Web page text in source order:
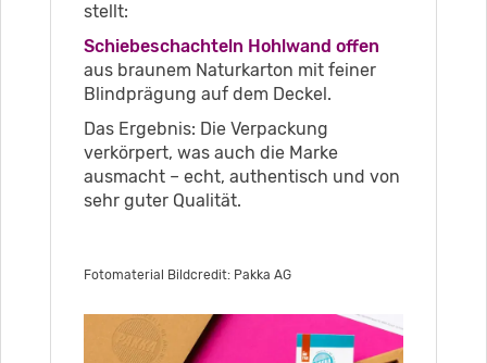
stellt:
Schiebeschachteln Hohlwand offen
aus braunem Naturkarton mit feiner
Blindprägung auf dem Deckel.
Das Ergebnis: Die Verpackung
verkörpert, was auch die Marke
ausmacht – echt, authentisch und von
sehr guter Qualität.
Fotomaterial Bildcredit: Pakka AG